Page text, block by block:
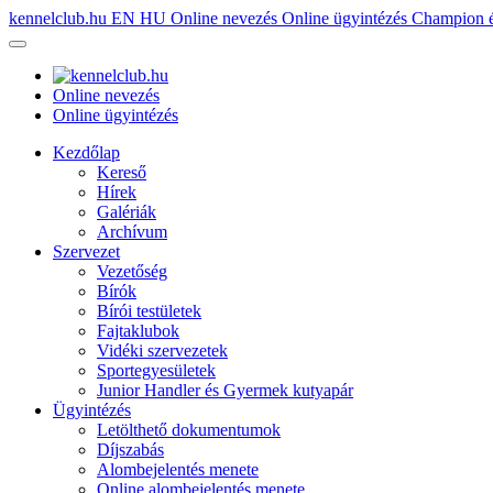
kennelclub.hu EN HU Online nevezés Online ügyintézés Champion
Online nevezés
Online ügyintézés
Kezdőlap
Kereső
Hírek
Galériák
Archívum
Szervezet
Vezetőség
Bírók
Bírói testületek
Fajtaklubok
Vidéki szervezetek
Sportegyesületek
Junior Handler és Gyermek kutyapár
Ügyintézés
Letölthető dokumentumok
Díjszabás
Alombejelentés menete
Online alombejelentés menete